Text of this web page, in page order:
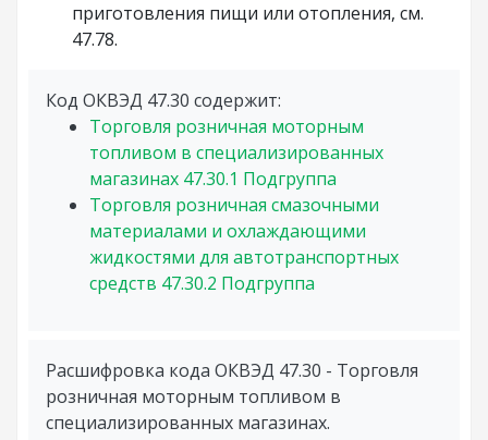
приготовления пищи или отопления, см.
47.78.
Код ОКВЭД 47.30 содержит:
Торговля розничная моторным
топливом в специализированных
магазинах 47.30.1 Подгруппа
Торговля розничная смазочными
материалами и охлаждающими
жидкостями для автотранспортных
средств 47.30.2 Подгруппа
Расшифровка кода ОКВЭД 47.30 - Торговля
розничная моторным топливом в
специализированных магазинах.